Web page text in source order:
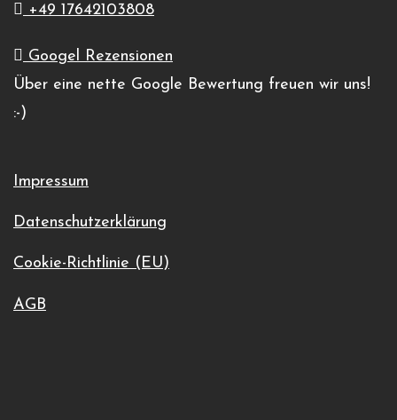
Bilster Berg Motorrad Trackday
13 Juli 2025@08:00
Motorrad Trackday
+4952538699970
Veranstalter-Website anzeigen
+49 17642103808
Googel Rezensionen
Über eine nette Google Bewertung freuen wir uns!
:-)
Impressum
Datenschutzerklärung
Cookie-Richtlinie (EU)
AGB